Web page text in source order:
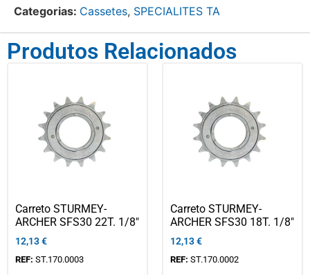
Categorias: Cassetes, SPECIALITES TA
Produtos Relacionados
Carreto STURMEY-
ARCHER SFS30 22T. 1/8″
12,13€
REF: ST.170.0003
Carreto STURMEY-
ARCHER SFS30 18T. 1/8″
12,13€
REF: ST.170.0002